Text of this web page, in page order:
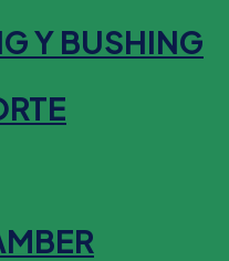
Y BUSHING